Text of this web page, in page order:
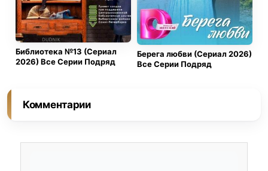
Библиотека №13 (Сериал
2026) Все Серии Подряд
Берега любви (Сериал 2026)
Все Серии Подряд
Комментарии